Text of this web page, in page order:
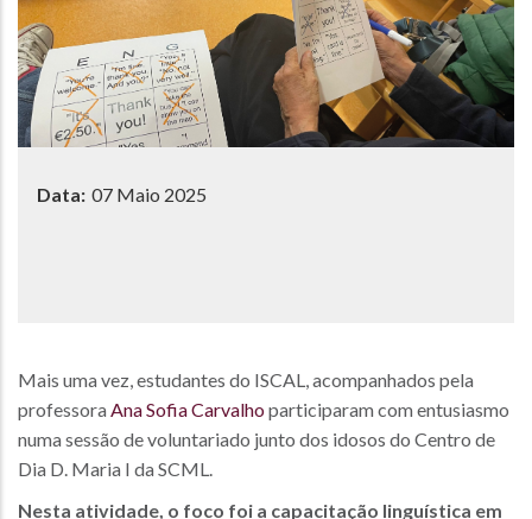
Data: 07 Maio 2025
Mais uma vez, estudantes do ISCAL, acompanhados pela
professoraAna Sofia Carvalhoparticiparam com entusiasmo
numa sessão de voluntariado junto dos idosos do Centro de
Dia D. Maria I da SCML.
Nesta atividade, o foco foi a capacitação linguística em